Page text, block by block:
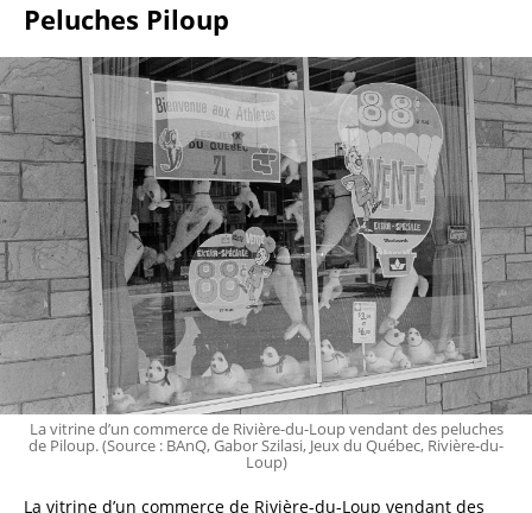
Peluches Piloup
La vitrine d’un commerce de Rivière-du-Loup vendant des peluches
de Piloup. (Source : BAnQ, Gabor Szilasi, Jeux du Québec, Rivière-du-
Loup)
La vitrine d’un commerce de Rivière-du-Loup vendant des